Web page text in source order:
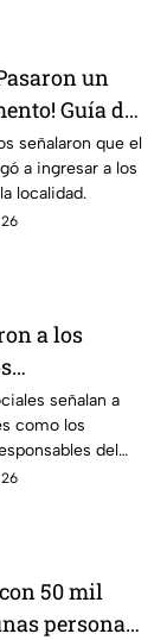
un
Guía de
en
Capital
señalaron que el
a ingresar a los
localidad.
a los
del caso
señalan a
como los
del
con 50 mil
personas